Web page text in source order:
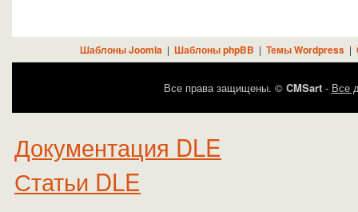
Шаблоны Joomla | Шаблоны phpBB | Темы Wordpress|
Все права защищены. © CMSart- Все
Документация DLE
Статьи DLE